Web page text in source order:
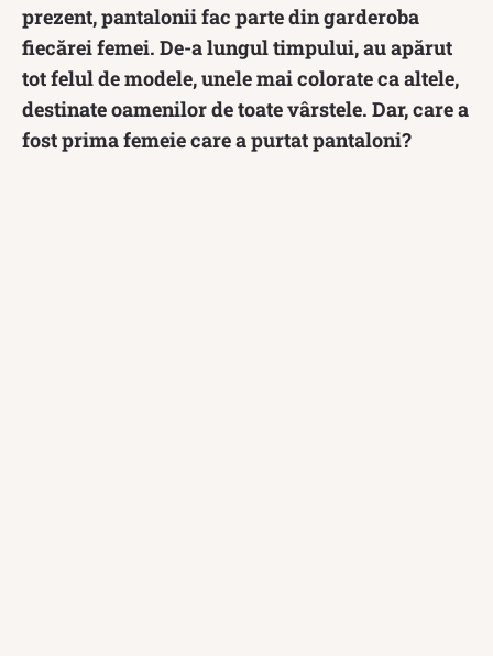
prezent, pantalonii fac parte din garderoba
fiecărei femei. De-a lungul timpului, au apărut
tot felul de modele, unele mai colorate ca altele,
destinate oamenilor de toate vârstele. Dar, care a
fost prima femeie care a purtat pantaloni?